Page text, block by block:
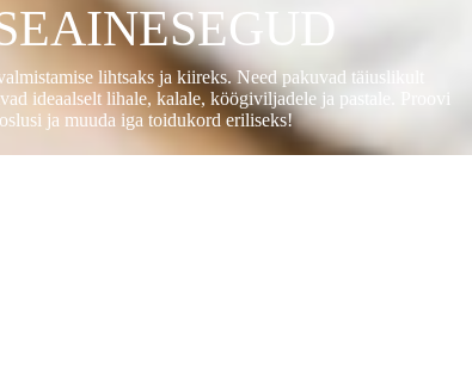
lihtsaks ja kiireks. Need pakuvad täiuslikult
ideaalselt lihale, kalale, köögiviljadele ja pastale. Proovi
ja muuda iga toidukord eriliseks!